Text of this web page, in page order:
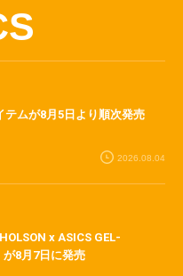
テムが8月5日より順次発売
2026.08.04
x ASICS GEL-
が8月7日に発売